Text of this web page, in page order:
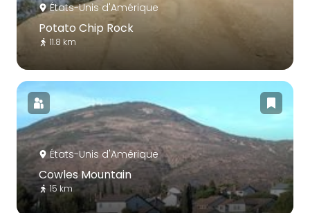
États-Unis d'Amérique
Potato Chip Rock
11.8 km
États-Unis d'Amérique
Cowles Mountain
15 km